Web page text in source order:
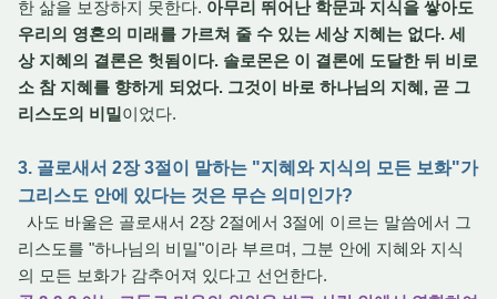
한 삶을 보장하지 못한다. 아무리 뛰어난 학문과 지식을 쌓아도
우리의 영혼의 미래를 가르쳐 줄 수 있는 세상 지혜는 없다. 세
상 지혜의 결론은 헛됨이다. 솔로몬은 이 결론에 도달한 뒤 비로
소 참 지혜를 향하게 되었다. 그것이 바로 하나님의 지혜, 곧 그
리스도의 비밀이었다.
3. 골로새서 2장 3절이 말하는 "지혜와 지식의 모든 보화"가
그리스도 안에 있다는 것은 무슨 의미인가?
사도 바울은 골로새서 2장 2절에서 3절에 이르는 말씀에서 그
리스도를 "하나님의 비밀"이라 부르며, 그분 안에 지혜와 지식
의 모든 보화가 감추어져 있다고 선언한다.